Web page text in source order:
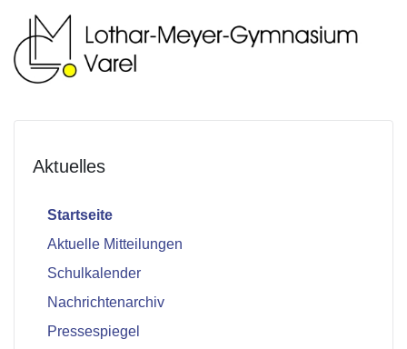
Aktuelles
Startseite
Aktuelle Mitteilungen
Schulkalender
Nachrichtenarchiv
Pressespiegel